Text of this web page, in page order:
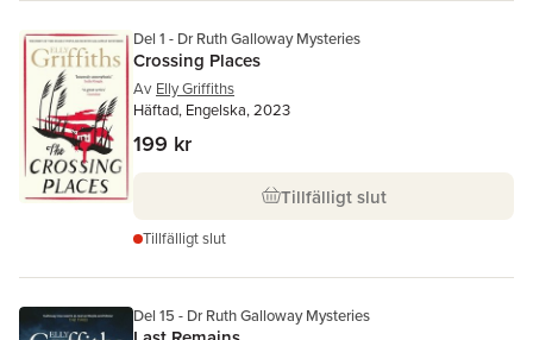
Del 1 - Dr Ruth Galloway Mysteries
Crossing Places
Av Elly Griffiths
Häftad, Engelska, 2023
199 kr
Tillfälligt slut
Tillfälligt slut
Del 15 - Dr Ruth Galloway Mysteries